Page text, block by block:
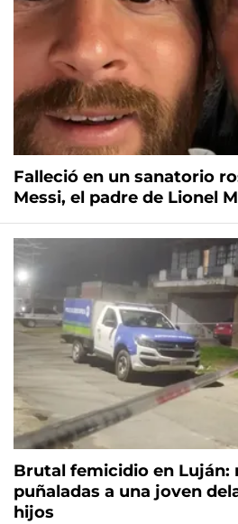
Falleció en un sanatorio
Messi, el padre de Lionel
Brutal femicidio en Luján:
puñaladas a una joven
hijos